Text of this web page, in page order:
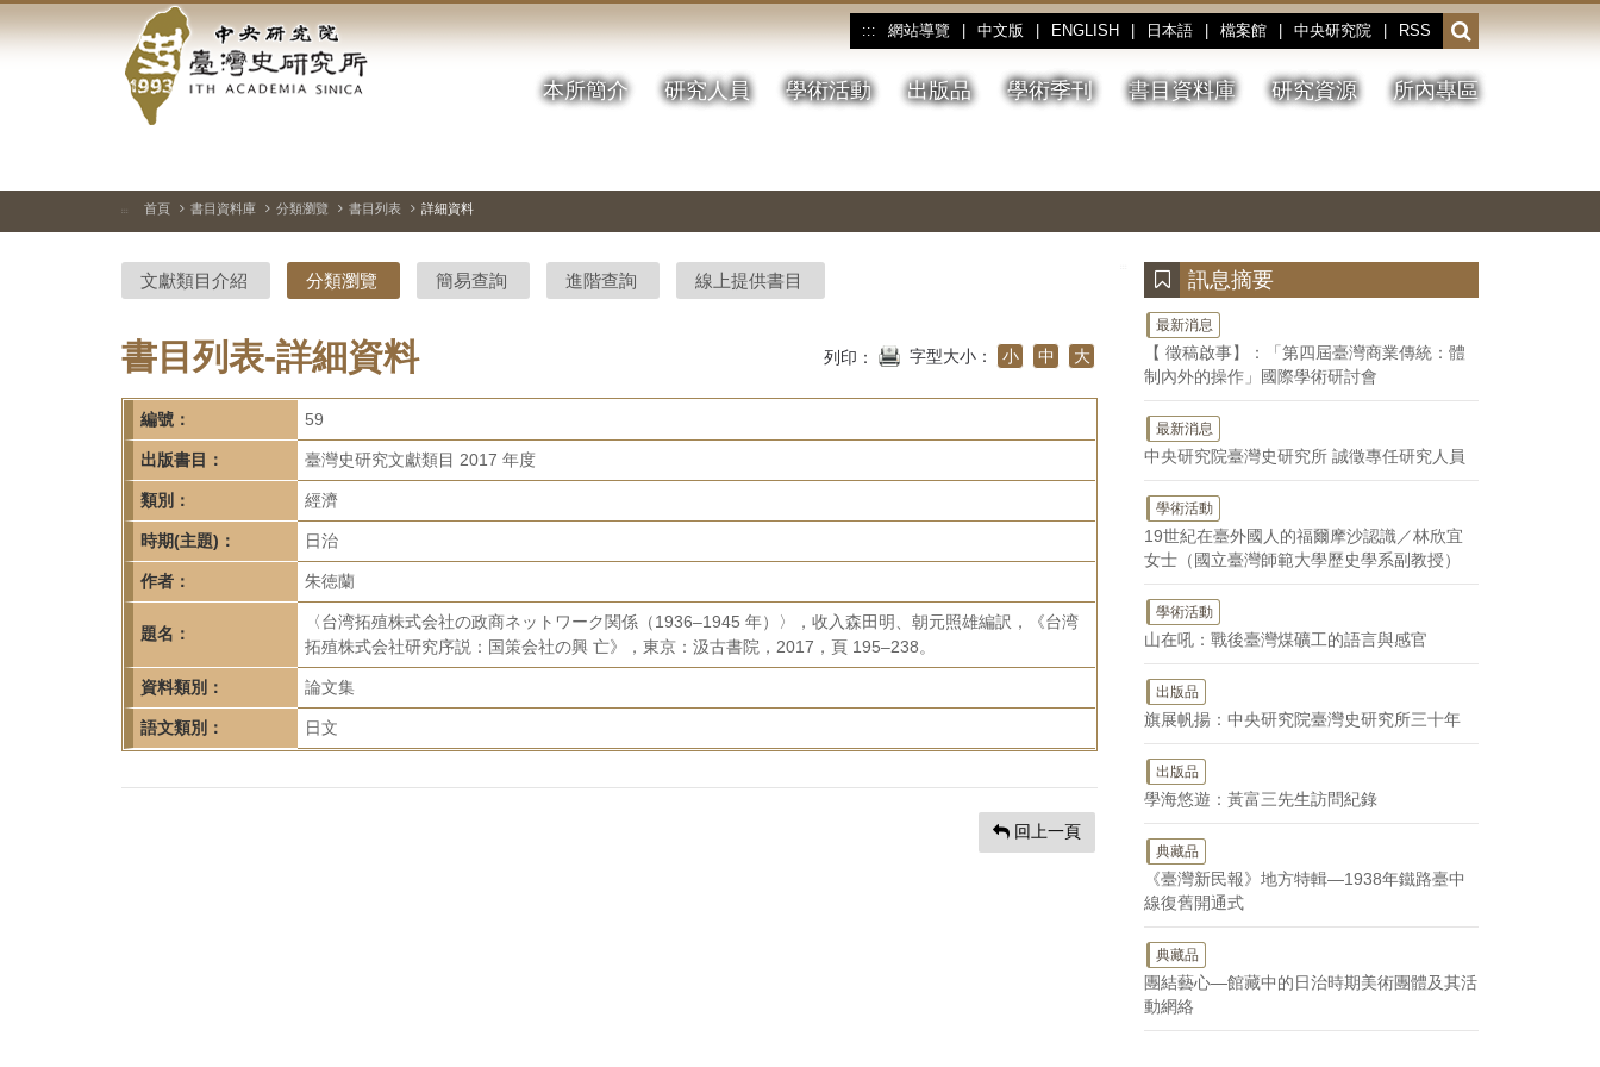
到
中
央
研
院-
臺
灣
史
研
究
所-
首
頁
::: 網站導覽 中文版 ENGLISH 日本語 檔案館 中央研究院 RSS
開
啟
或
收
本所簡介 研究人員 學術活動 出版品 學術季刊 書目資料庫 研究資源 所內專區
停、
圖
圖
結
::: 首頁 書目資料庫 分類瀏覽 書目列表 詳細資料
文獻類目介紹 分類瀏覽 簡易查詢 進階查詢 線上提供書目
書目列表-詳細資料 列印： 字型大小： 小 中 大
編號： 59
出版書目： 臺灣史研究文獻類目 2017 年度
類別： 經濟
時期(主題)： 日治
作者： 朱徳蘭
題名：
〈台湾拓殖株式会社の政商ネットワーク関係（1936–1945 年）〉，收入森田明、朝元照雄編訳，《台湾
拓殖株式会社研究序説：国策会社の興 亡》，東京：汲古書院，2017，頁 195–238。
資料類別： 論文集
語文類別： 日文
回上一頁
訊息摘要
最新消息
【 徵稿啟事】：「第四屆臺灣商業傳統：體
制內外的操作」國際學術研討會
最新消息
中央研究院臺灣史研究所 誠徵專任研究人員
學術活動
19世紀在臺外國人的福爾摩沙認識／林欣宜
女士（國立臺灣師範大學歷史學系副教授）
學術活動
山在吼：戰後臺灣煤礦工的語言與感官
出版品
旗展帆揚：中央研究院臺灣史研究所三十年
出版品
學海悠遊：黃富三先生訪問紀錄
典藏品
《臺灣新民報》地方特輯—1938年鐵路臺中
線復舊開通式
典藏品
團結藝心—館藏中的日治時期美術團體及其活
動網絡